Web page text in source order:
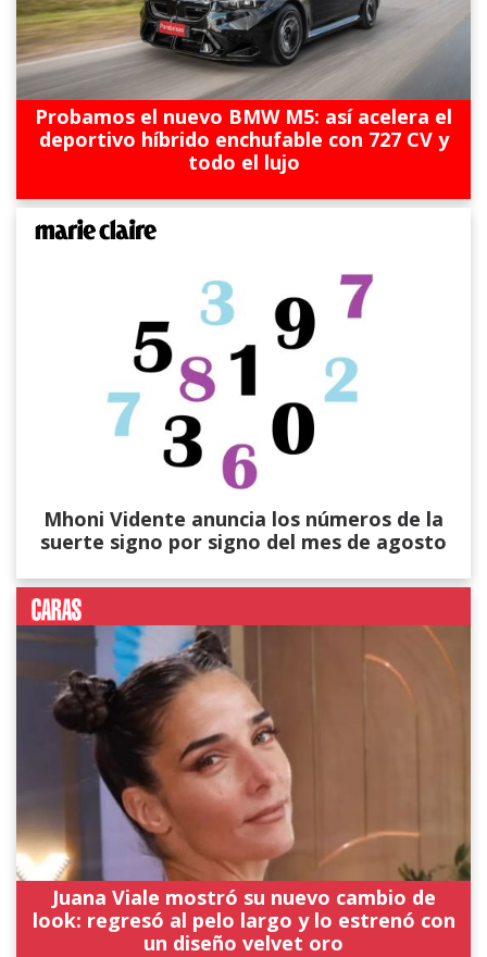
Probamos el nuevo BMW M5: así acelera el
deportivo híbrido enchufable con 727 CV y
todo el lujo
Mhoni Vidente anuncia los números de la
suerte signo por signo del mes de agosto
Juana Viale mostró su nuevo cambio de
look: regresó al pelo largo y lo estrenó con
un diseño velvet oro